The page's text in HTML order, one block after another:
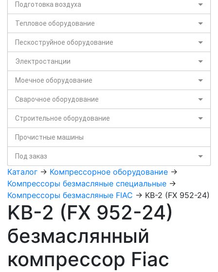
Подготовка воздуха
Тепловое оборудование
Пескоструйное оборудование
Электростанции
Моечное оборудование
Сварочное оборудование
Строительное оборудование
Прочистные машины
Под заказ
Каталог -> Компрессорное оборудование ->
Компрессоры безмасляные специальные ->
Компрессоры безмасляные FIAC -> KB-2 (FX 952-24)
KB-2 (FX 952-24)
безмаслянный
компрессор Fiaс